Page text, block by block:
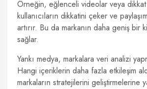
Örneğin, eğlenceli videolar veya
kullanıcıların dikkatini çeker ve
artırır. Bu da markanın daha geniş bir
sağlar.
Yankı medya, markalara veri analizi
Hangi içeriklerin daha fazla etkileşim
markaların stratejilerini geliştirmelerine